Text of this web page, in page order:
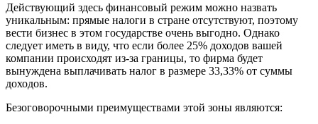
Действующий здесь финансовый режим можно назвать
уникальным: прямые налоги в стране отсутствуют, поэтому
вести бизнес в этом государстве очень выгодно. Однако
следует иметь в виду, что если более 25% доходов вашей
компании происходят из-за границы, то фирма будет
вынуждена выплачивать налог в размере 33,33% от суммы
доходов.
Безоговорочными преимуществами этой зоны являются: